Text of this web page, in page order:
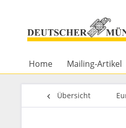
Home Mailing-Artikel
Übersicht